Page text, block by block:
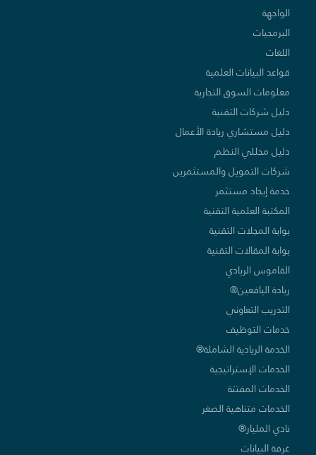
الواجهة
البرمجيات
اللغات
قواعد البيانات العلمية
معلومات السوق التجارية
دليل شركات التقنية
دليل مستشاري ريادة الأعمال
دليل محللي النظم
شركات التمويل والمستثمرين
خدمة إيجاد مستثمر
المكتبة العلمية التقنية
بوابة المجلات التقنية
بوابة المقالات التقنية
القاموس الريادي
ريادة اليافعين®
التدريب التعاوني
خدمات التوظيف
الخدمة الريادية الشاملة®
الخدمات الإستراتيجية
الخدمات المفتتة
الخدمات متناهية الصغر
نادي المليار®
غرفة البيانات